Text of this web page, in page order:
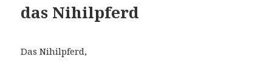
das Nihilpferd
Das Nihilpferd,